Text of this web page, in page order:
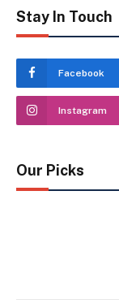
Stay In Touch
Facebook
Instagram
Our Picks